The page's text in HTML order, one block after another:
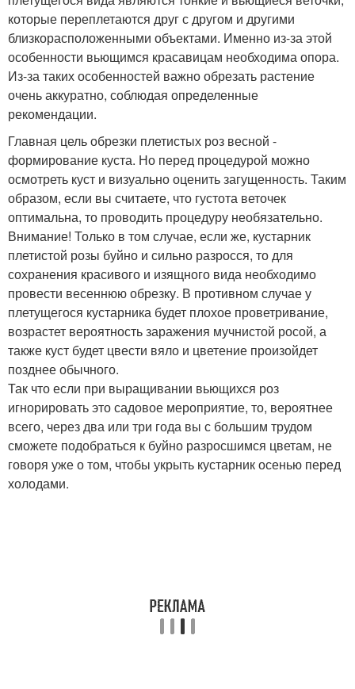
которые переплетаются друг с другом и другими
близкорасположенными объектами. Именно из-за этой
особенности вьющимся красавицам необходима опора.
Из-за таких особенностей важно обрезать растение
очень аккуратно, соблюдая определенные
рекомендации.
Главная цель обрезки плетистых роз весной -
формирование куста. Но перед процедурой можно
осмотреть куст и визуально оценить загущенность. Таким
образом, если вы считаете, что густота веточек
оптимальна, то проводить процедуру необязательно.
Внимание! Только в том случае, если же, кустарник
плетистой розы буйно и сильно разросся, то для
сохранения красивого и изящного вида необходимо
провести весеннюю обрезку. В противном случае у
плетущегося кустарника будет плохое проветривание,
возрастет вероятность заражения мучнистой росой, а
также куст будет цвести вяло и цветение произойдет
позднее обычного.
Так что если при выращивании вьющихся роз
игнорировать это садовое мероприятие, то, вероятнее
всего, через два или три года вы с большим трудом
сможете подобраться к буйно разросшимся цветам, не
говоря уже о том, чтобы укрыть кустарник осенью перед
холодами.